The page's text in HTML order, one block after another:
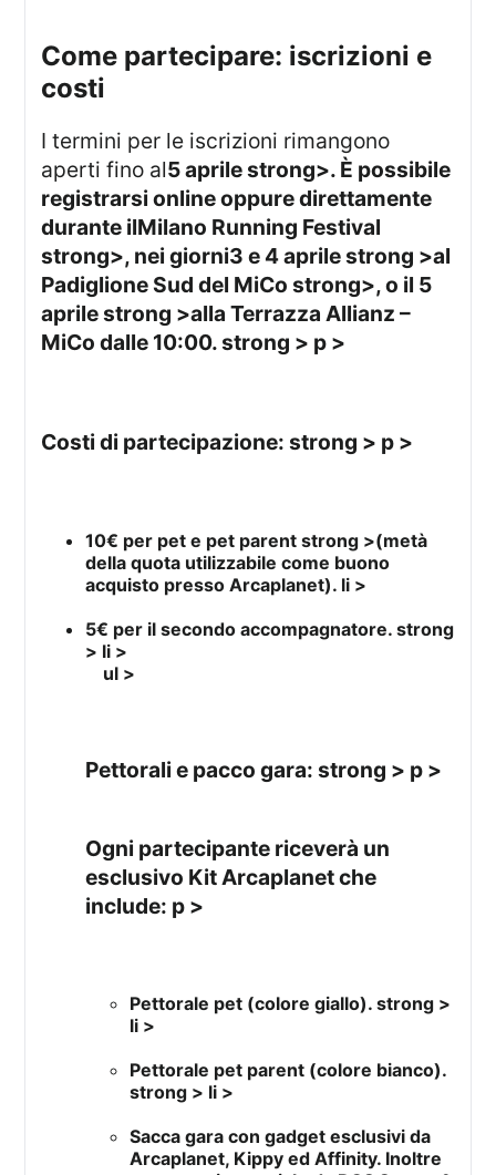
come partecipare: iscrizioni e
costi
I termini per le iscrizioni rimangono
aperti fino al5 aprile strong>. È possibile
registrarsi online oppure direttamente
durante ilMilano Running Festival
strong>, nei giorni3 e 4 aprile strong >al
Padiglione Sud del MiCo strong>, o il 5
aprile strong >alla Terrazza Allianz –
MiCo dalle 10:00. strong > p >
Costi di partecipazione: strong > p >
10€ per pet e pet parent strong >(metà
della quota utilizzabile come buono
acquisto presso Arcaplanet). li >
5€ per il secondo accompagnatore. strong
> li >
ul >
Pettorali e pacco gara: strong > p >
Ogni partecipante riceverà un
esclusivo Kit Arcaplanet che
include: p >
Pettorale pet (colore giallo). strong >
li >
Pettorale pet parent (colore bianco).
strong > li >
Sacca gara con gadget esclusivi da
Arcaplanet, Kippy ed Affinity. Inoltre